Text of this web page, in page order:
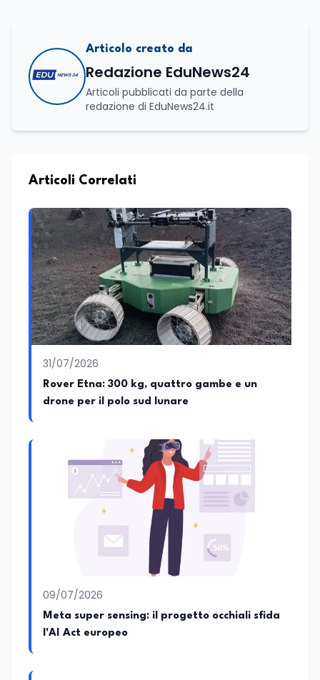
Articolo creato da
Redazione EduNews24
Articoli pubblicati da parte della
redazione di EduNews24.it
Articoli Correlati
31/07/2026
Rover Etna: 300 kg, quattro gambe e un
drone per il polo sud lunare
09/07/2026
Meta super sensing: il progetto occhiali sfida
l'AI Act europeo